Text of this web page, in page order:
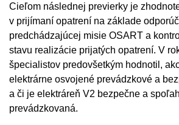
Cieľom následnej previerky je
v prijímaní opatrení na základe
predchádzajúcej misie OSART a
stavu realizácie prijatých opatrení. V
špecialistov predovšetkým hodnotil,
elektrárne osvojené prevádzkové a
a či je elektráreň V2 bezpečne a
prevádzkovaná.